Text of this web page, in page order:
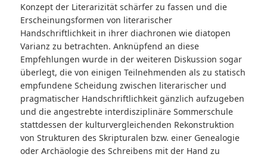
Konzept der Literarizität schärfer zu fassen und die
Erscheinungsformen von literarischer
Handschriftlichkeit in ihrer diachronen wie diatopen
Varianz zu betrachten. Anknüpfend an diese
Empfehlungen wurde in der weiteren Diskussion sogar
überlegt, die von einigen Teilnehmenden als zu statisch
empfundene Scheidung zwischen literarischer und
pragmatischer Handschriftlichkeit gänzlich aufzugeben
und die angestrebte interdisziplinäre Sommerschule
stattdessen der kulturvergleichenden Rekonstruktion
von Strukturen des Skripturalen bzw. einer Genealogie
oder Archäologie des Schreibens mit der Hand zu